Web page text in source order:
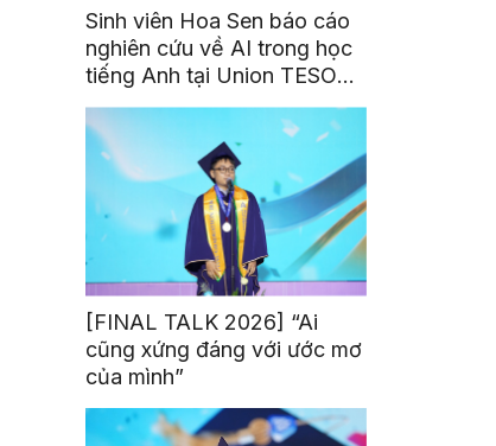
Sinh viên Hoa Sen báo cáo
nghiên cứu về AI trong học
tiếng Anh tại Union TESOL
2026 ở Singapore
[FINAL TALK 2026] “Ai
cũng xứng đáng với ước mơ
của mình”